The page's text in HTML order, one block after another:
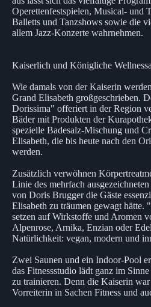
Operettenfestspielen, Musical- und
Balletts und Tanzshows sowie die
allem Jazz-Konzerte wahrnehmen.
Kaiserlich und Königliche
Wie damals von der Kaiserin
Grand Elisabeth großgeschrieben.
Dorissima" offeriert in der Region
Bäder mit Produkten der
spezielle Badesalz-Mischung und
Elisabeth, die bis heute nach den
werden.
Zusätzlich verwöhnen
Linie des mehrfach
von Doris Brugger die Gäste
Elisabeth zu träumen gewagt
setzen auf Wirkstoffe und Aromen
Alpenrose, Arnika, Enzian oder
Natürlichkeit: vegan, modern und
Zwei Saunen und ein Indoor-Pool
das Fitnessstudio lädt ganz im
zu trainieren. Denn die Kaiserin
Vorreiterin in Sachen Fitness und